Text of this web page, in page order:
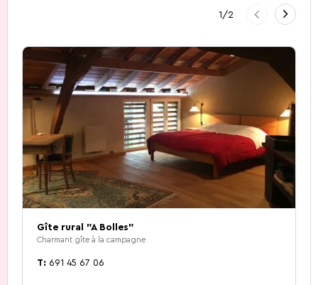
Découverte de la
Nature
Visites guidées
5 Choses à faire Activités d'été 2026
Restaurants. Gîtes.
Comment venir? Contact.
1 / 2
Précédent
Gîte rural "A Bolles"
Charmant gîte à la campagne
T: 691 45 67 06